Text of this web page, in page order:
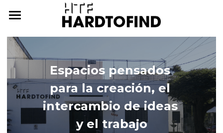
THE WHAT
The What
Inner Artisan
International Workshops
THE WHO
The Who
At Home
THE WHY
THE HOW
Espacios pensados
para la creación, el
intercambio de ideas
y el trabajo